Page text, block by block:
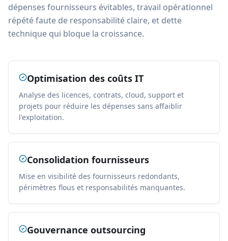
dépenses fournisseurs évitables, travail opérationnel
répété faute de responsabilité claire, et dette
technique qui bloque la croissance.
Optimisation des coûts IT
Analyse des licences, contrats, cloud, support et
projets pour réduire les dépenses sans affaiblir
l'exploitation.
Consolidation fournisseurs
Mise en visibilité des fournisseurs redondants,
périmètres flous et responsabilités manquantes.
Gouvernance outsourcing